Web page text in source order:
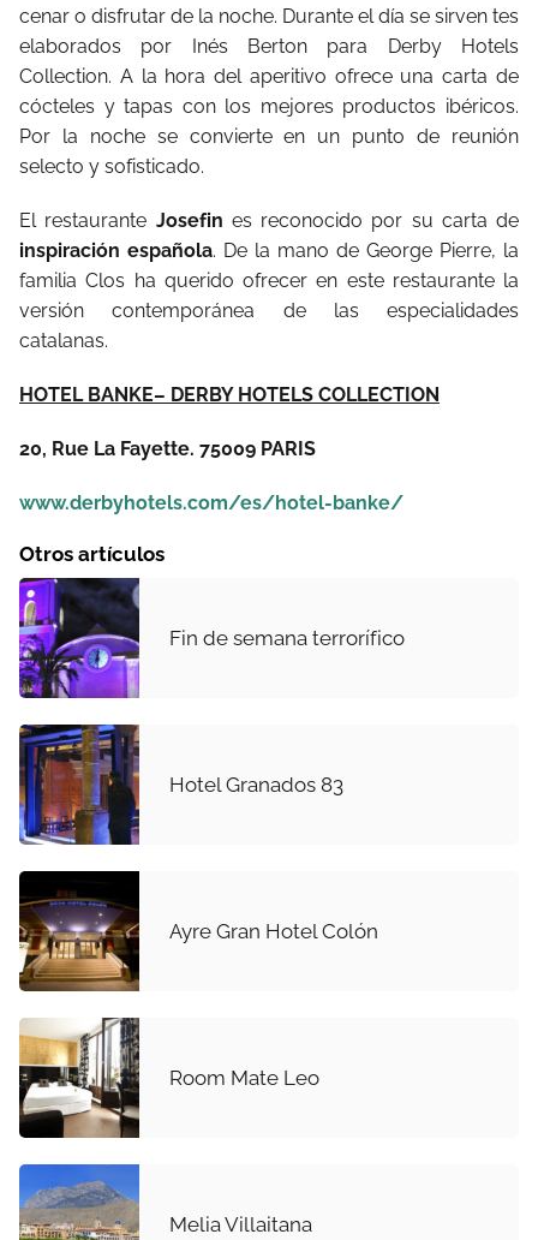
cenar o disfrutar de la noche. Durante el día se sirven tes
elaborados por Inés Berton para Derby Hotels
Collection. A la hora del aperitivo ofrece una carta de
cócteles y tapas con los mejores productos ibéricos.
Por la noche se convierte en un punto de reunión
selecto y sofisticado.
El restaurante Josefin es reconocido por su carta de
inspiración española. De la mano de George Pierre, la
familia Clos ha querido ofrecer en este restaurante la
versión contemporánea de las especialidades
catalanas.
HOTEL BANKE– DERBY HOTELS COLLECTION
20, Rue La Fayette. 75009 PARIS
www.derbyhotels.com/es/hotel-banke/
Otros artículos
Fin de semana terrorífico
Hotel Granados 83
Ayre Gran Hotel Colón
Room Mate Leo
Melia Villaitana